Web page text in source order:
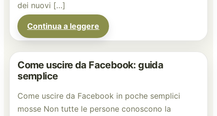
dei nuovi […]
Continua a leggere
Come uscire da Facebook: guida
semplice
Come uscire da Facebook in poche semplici
mosse Non tutte le persone conoscono la